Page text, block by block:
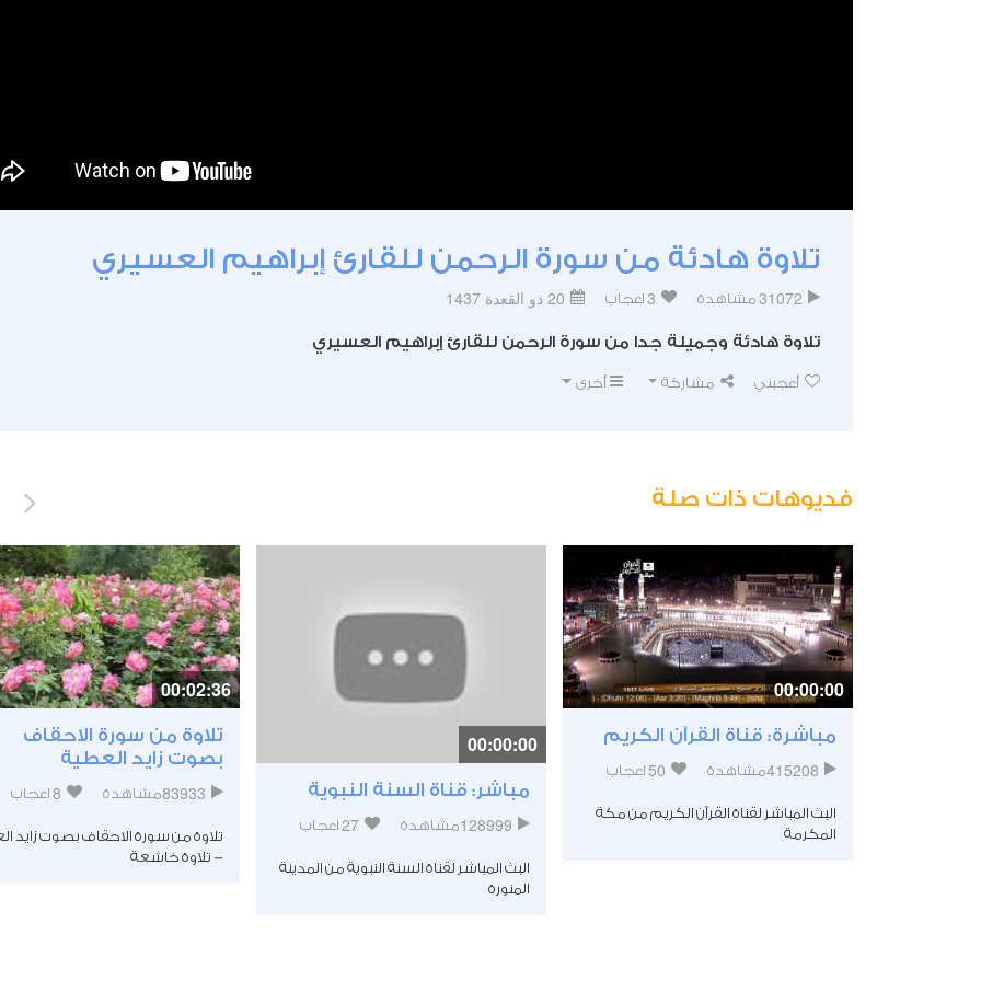
تلاوة هادئة من سورة الرحمن للقارئ إبراهيم العسيري
31072 مشاهدة 3 اعجاب 20 ذو القعدة 1437
تلاوة هادئة وجميلة جدا من سورة الرحمن للقارئ إبراهيم العسيري
أعجبني مشاركة أخرى
فديوهات ذات صلة
00:00:00
مباشرة: قناة القرآن الكريم
415208مشاهدة 50 اعجاب
البث المباشر لقناة القرآن الكريم من مكة
المكرمة
00:00:00
مباشر: قناة السنة النبوية
128999مشاهدة 27 اعجاب
البث المباشر لقناة السنة النبوية من المدينة
المنورة
00:02:36
تلاوة من سورة الاحقاف
بصوت زايد العطية
83933مشاهدة 8 اعجاب
تلاوة من سورة الاحقاف بصوت زايد
- تلاوة خاشعة